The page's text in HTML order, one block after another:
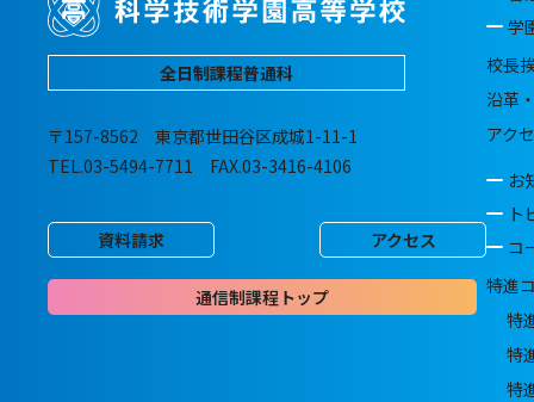
全日制課程普通科
〒157-8562 東京都世田谷区成城1-11-1
TEL.03-5494-7711 FAX.03-3416-4106
資料請求 アクセス
通信制課程トップ
学
校長
沿革
アク
お
ト
コ
特進
特
特
特